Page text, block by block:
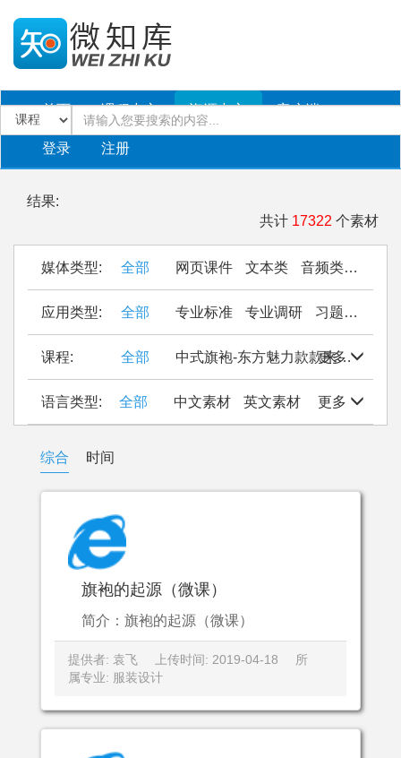
首页 课程中心 资源中心 客户端
登录 注册
结果:
共计 17322 个素材
媒体类型: 全部 网页课件 文本类 音频类
应用类型: 全部 专业标准 专业调研 习题作业
更多
课程: 全部 中式旗袍-东方魅力款款来 Seal
更多
语言类型: 全部 中文素材 英文素材
综合 时间
旗袍的起源（微课）
简介：旗袍的起源（微课）
提供者: 袁飞 上传时间: 2019-04-18
所
属专业: 服装设计